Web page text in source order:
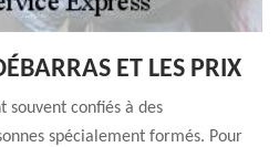
ET LES PRIX
souvent confiés à des
spécialement formés. Pour